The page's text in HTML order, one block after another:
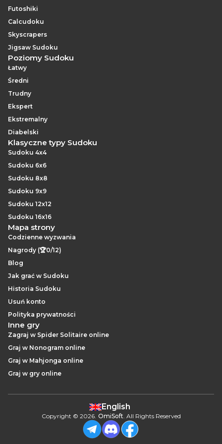
Futoshiki
Calcudoku
Skyscrapers
Jigsaw Sudoku
Poziomy Sudoku
Łatwy
Średni
Trudny
Ekspert
Ekstremalny
Diabelski
Klasyczne typy Sudoku
Sudoku 4x4
Sudoku 6x6
Sudoku 8x8
Sudoku 9x9
Sudoku 12x12
Sudoku 16x16
Mapa strony
Codzienne wyzwania
Nagrody (🏆0/12)
Blog
Jak grać w Sudoku
Historia Sudoku
Usuń konto
Polityka prywatności
Inne gry
Zagraj w Spider Solitaire online
Graj w Nonogram online
Graj w Mahjonga online
Graj w gry online
English
Copyright © 2026. OmiSoft. All Rights Reserved